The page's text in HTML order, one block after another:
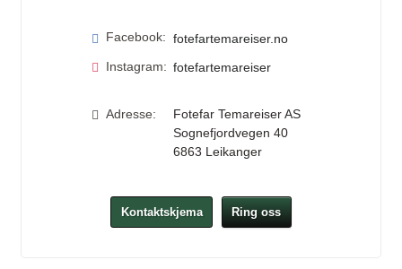
Facebook: fotefartemareiser.no
Instagram: fotefartemareiser
Adresse:
Fotefar Temareiser AS
Sognefjordvegen 40
6863 Leikanger
Kontaktskjema Ring oss